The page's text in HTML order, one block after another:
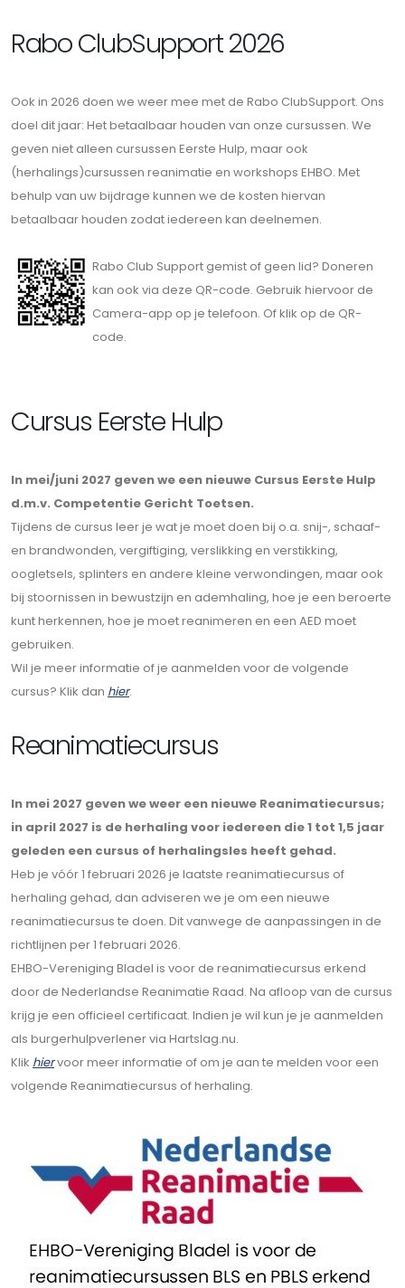
Rabo ClubSupport 2026
Ook in 2026 doen we weer mee met de Rabo ClubSupport. Ons
doel dit jaar: Het betaalbaar houden van onze cursussen. We
geven niet alleen cursussen Eerste Hulp, maar ook
(herhalings)cursussen reanimatie en workshops EHBO. Met
behulp van uw bijdrage kunnen we de kosten hiervan
betaalbaar houden zodat iedereen kan deelnemen.
Rabo Club Support gemist of geen lid? Doneren
kan ook via deze QR-code. Gebruik hiervoor de
Camera-app op je telefoon. Of klik op de QR-
code.
Cursus Eerste Hulp
In mei/juni 2027 geven we een nieuwe Cursus Eerste Hulp
d.m.v. Competentie Gericht Toetsen.
Tijdens de cursus leer je wat je moet doen bij o.a. snij-, schaaf-
en brandwonden, vergiftiging, verslikking en verstikking,
oogletsels, splinters en andere kleine verwondingen, maar ook
bij stoornissen in bewustzijn en ademhaling, hoe je een beroerte
kunt herkennen, hoe je moet reanimeren en een AED moet
gebruiken.
Wil je meer informatie of je aanmelden voor de volgende
cursus? Klik dan hier.
Reanimatiecursus
In mei 2027 geven we weer een nieuwe Reanimatiecursus;
in april 2027 is de herhaling voor iedereen die 1 tot 1,5 jaar
geleden een cursus of herhalingsles heeft gehad.
Heb je vóór 1 februari 2026 je laatste reanimatiecursus of
herhaling gehad, dan adviseren we je om een nieuwe
reanimatiecursus te doen. Dit vanwege de aanpassingen in de
richtlijnen per 1 februari 2026.
EHBO-Vereniging Bladel is voor de reanimatiecursus erkend
door de Nederlandse Reanimatie Raad. Na afloop van de cursus
krijg je een officieel certificaat. Indien je wil kun je je aanmelden
als burgerhulpverlener via Hartslag.nu.
Klik hiervoor meer informatie of om je aan te melden voor een
volgende Reanimatiecursus of herhaling.